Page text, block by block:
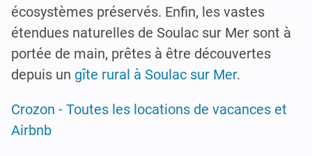
écosystèmes préservés. Enfin, les vastes
étendues naturelles de Soulac sur Mer sont à
portée de main, prêtes à être découvertes
depuis un gîte rural à Soulac sur Mer.
Crozon - Toutes les locations de vacances et
Airbnb